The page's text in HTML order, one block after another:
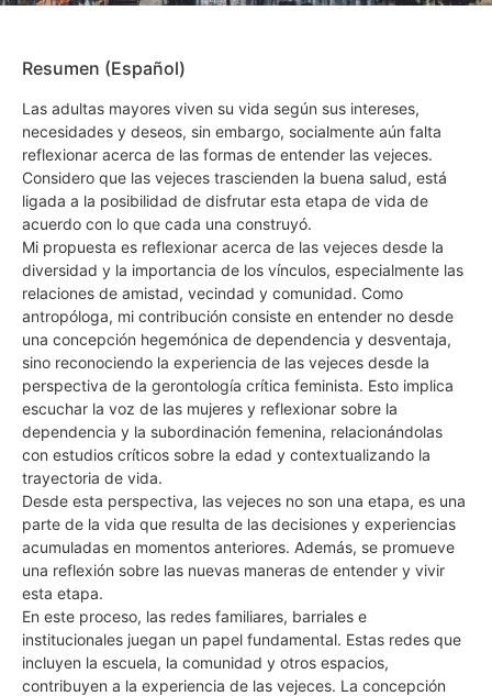
Resumen (Español)
Las adultas mayores viven su vida según sus intereses,
necesidades y deseos, sin embargo, socialmente aún falta
reflexionar acerca de las formas de entender las vejeces.
Considero que las vejeces trascienden la buena salud, está
ligada a la posibilidad de disfrutar esta etapa de vida de
acuerdo con lo que cada una construyó.
Mi propuesta es reflexionar acerca de las vejeces desde la
diversidad y la importancia de los vínculos, especialmente las
relaciones de amistad, vecindad y comunidad. Como
antropóloga, mi contribución consiste en entender no desde
una concepción hegemónica de dependencia y desventaja,
sino reconociendo la experiencia de las vejeces desde la
perspectiva de la gerontología crítica feminista. Esto implica
escuchar la voz de las mujeres y reflexionar sobre la
dependencia y la subordinación femenina, relacionándolas
con estudios críticos sobre la edad y contextualizando la
trayectoria de vida.
Desde esta perspectiva, las vejeces no son una etapa, es una
parte de la vida que resulta de las decisiones y experiencias
acumuladas en momentos anteriores. Además, se promueve
una reflexión sobre las nuevas maneras de entender y vivir
esta etapa.
En este proceso, las redes familiares, barriales e
institucionales juegan un papel fundamental. Estas redes que
incluyen la escuela, la comunidad y otros espacios,
contribuyen a la experiencia de las vejeces. La concepción